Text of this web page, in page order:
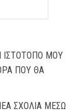
ΙΣΤΌΤΟΠΟ ΜΟΥ
ΠΟΥ ΘΑ
ΣΧΌΛΙΑ ΜΈΣΩ